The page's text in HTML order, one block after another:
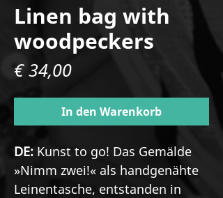
Linen bag with
woodpeckers
€ 34,00Preis
In den Warenkorb
DE: Kunst to go! Das Gemälde
»Nimm zwei!« als handgenähte
Leinentasche, entstanden in